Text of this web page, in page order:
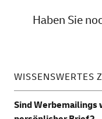
Haben Sie
WISSENSWERTES
Sind